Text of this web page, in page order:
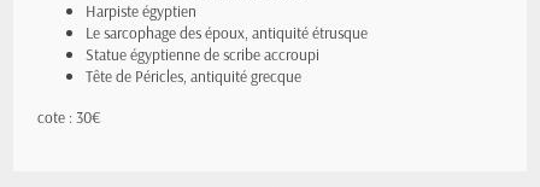
Harpiste égyptien
Le sarcophage des époux, antiquité étrusque
Statue égyptienne de scribe accroupi
Tête de Péricles, antiquité grecque
cote : 30€